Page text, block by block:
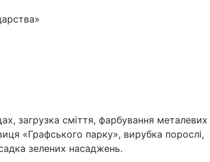
загрузка сміття, фарбування металевих
«Графського парку», вирубка порослі,
зелених насаджень.